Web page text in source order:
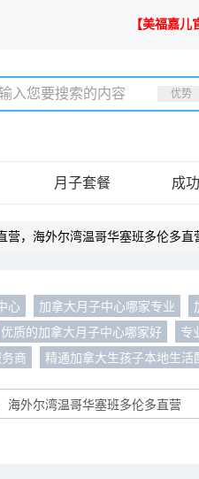
【美福嘉儿
优势
月子套餐 成
营，海外尔湾温哥华塞班多伦多直
心 加拿大月子中心哪家专业
优质的加拿大月子中心哪家好
专
商
精通加拿大生孩子本地生活